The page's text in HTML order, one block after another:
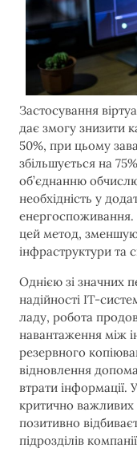
Застосування
дає змогу знизити
50%, при цьому
збільшується на
об’єднанню
необхідність у
цей метод,
інфраструктури та
Однією зі значних
надійності IT-
ладу, робота
навантаження між
резервного
відновлення
втрати інформації.
критично важливих
позитивно
підрозділів